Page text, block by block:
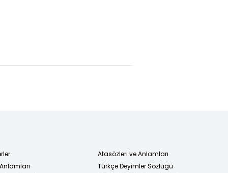
Atasözleri ve Anlamları
Türkçe Deyimler Sözlüğü